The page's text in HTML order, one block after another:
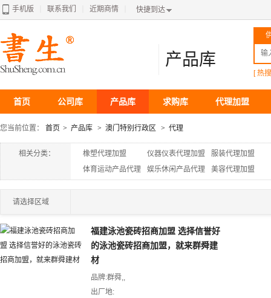
手机版 联系我们 近期商情 快捷到达
产品库
[ 热
首页 公司库 产品库 求购库 代理加盟
您当前位置： 首页 > 产品库 > 澳门特别行政区 > 代理
相关分类： 橡塑代理加盟 仪器仪表代理加盟
服装代理加盟
体育运动产品代理
娱乐休闲产品代理
美容代理加盟
请选择区域
福建泳池瓷砖招商加盟 选择信誉好
的泳池瓷砖招商加盟，就来群舜建
材
品牌:群舜,,
出厂地: